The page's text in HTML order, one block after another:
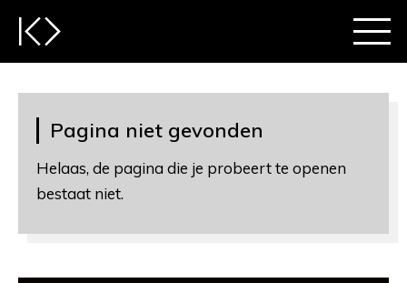
Pagina niet gevonden
Helaas, de pagina die je probeert te openen
bestaat niet.